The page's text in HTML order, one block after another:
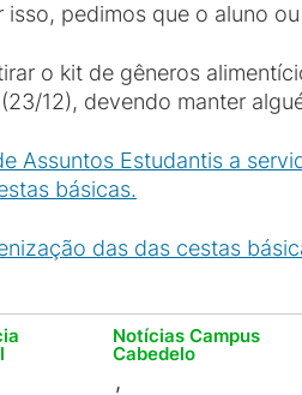
pedimos que o aluno
o kit de gêneros
12), devendo manter
Assuntos Estudantis a
básicas.
das das cestas
Notícias Campus
Cabedelo
,